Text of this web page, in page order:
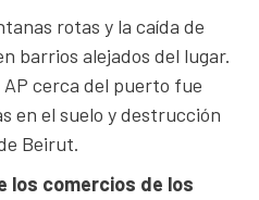
rotas y la caída de
barrios alejados del lugar.
cerca del puerto fue
en el suelo y destrucción
Beirut.
los comercios de los